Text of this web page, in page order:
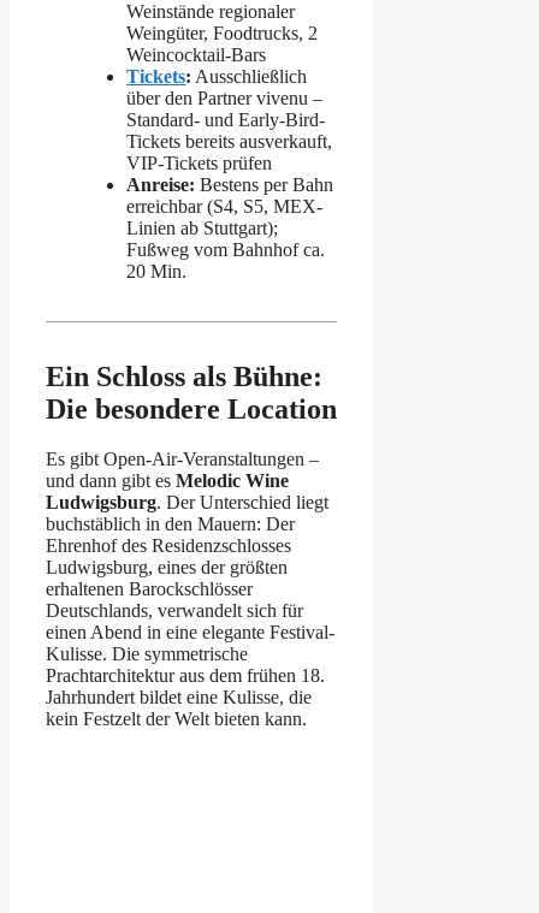
Weinstände regionaler
Weingüter, Foodtrucks, 2
Weincocktail-Bars
Tickets: Ausschließlich
über den Partner vivenu –
Standard- und Early-Bird-
Tickets bereits ausverkauft,
VIP-Tickets prüfen
Anreise: Bestens per Bahn
erreichbar (S4, S5, MEX-
Linien ab Stuttgart);
Fußweg vom Bahnhof ca.
20 Min.
Ein Schloss als Bühne:
Die besondere Location
Es gibt Open-Air-Veranstaltungen –
und dann gibt es Melodic Wine
Ludwigsburg. Der Unterschied liegt
buchstäblich in den Mauern: Der
Ehrenhof des Residenzschlosses
Ludwigsburg, eines der größten
erhaltenen Barockschlösser
Deutschlands, verwandelt sich für
einen Abend in eine elegante Festival-
Kulisse. Die symmetrische
Prachtarchitektur aus dem frühen 18.
Jahrhundert bildet eine Kulisse, die
kein Festzelt der Welt bieten kann.